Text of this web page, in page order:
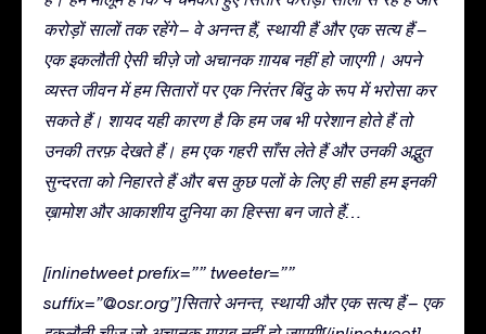
करोड़ों सालों तक रहेंगे – वे अनन्त हैं, स्थायी हैं और एक सत्य हैं –
एक इकलौती ऐसी चीज़े जो अचानक ग़ायब नहीं हो जाएगी। अपने
व्यस्त जीवन में हम सितारों पर एक निरंतर बिंदु के रूप में भरोसा कर
सकते हैं। शायद यही कारण है कि हम जब भी परेशान होते हैं तो
उनकी तरफ़ देखते हैं। हम एक गहरी साँस लेते हैं और उनकी अद्भुत
सुन्दरता को निहारते हैं और बस कुछ पलों के लिए ही सही हम इनकी
ख़ामोश और आकाशीय दुनिया का हिस्सा बन जाते हैं…
[inlinetweet prefix=”” tweeter=””
suffix=”@osr.org”]सितारे अनन्त, स्थायी और एक सत्य हैं – एक